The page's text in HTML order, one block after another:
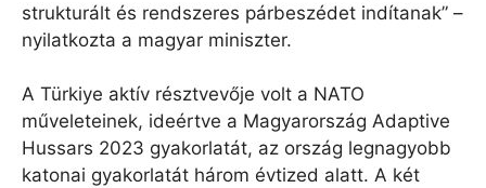
strukturált és rendszeres párbeszédet indítanak” –
nyilatkozta a magyar miniszter.
A Türkiye aktív résztvevője volt a NATO
műveleteinek, ideértve a Magyarország Adaptive
Hussars 2023 gyakorlatát, az ország legnagyobb
katonai gyakorlatát három évtized alatt. A két